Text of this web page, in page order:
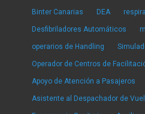
Binter Canarias DEA
Desfibriladores Automáticos
operarios de Handling
Operador de Centros de
Apoyo de Atención a Pasajeros
Asistente al Despachador de